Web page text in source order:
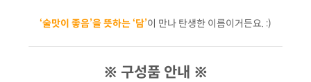
‘술맛이 좋음’을 뜻하는 ‘담’이 만나 탄생한 이름이거든요. :)
※ 구성품 안내 ※